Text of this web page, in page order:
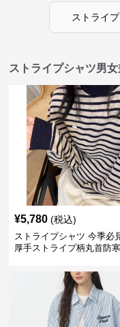
ストライ
ストライプシャツ男
¥5,780 (税込)
ストライプシャツ 今季必
厚手ストライプ柄丸首防